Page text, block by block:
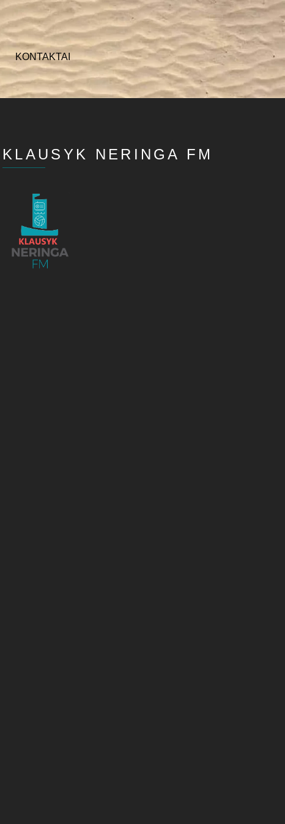
KONTAKTAI
KLAUSYK NERINGA FM